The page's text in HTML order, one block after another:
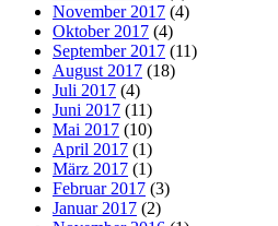
November 2017 (4)
Oktober 2017 (4)
September 2017 (11)
August 2017 (18)
Juli 2017 (4)
Juni 2017 (11)
Mai 2017 (10)
April 2017 (1)
März 2017 (1)
Februar 2017 (3)
Januar 2017 (2)